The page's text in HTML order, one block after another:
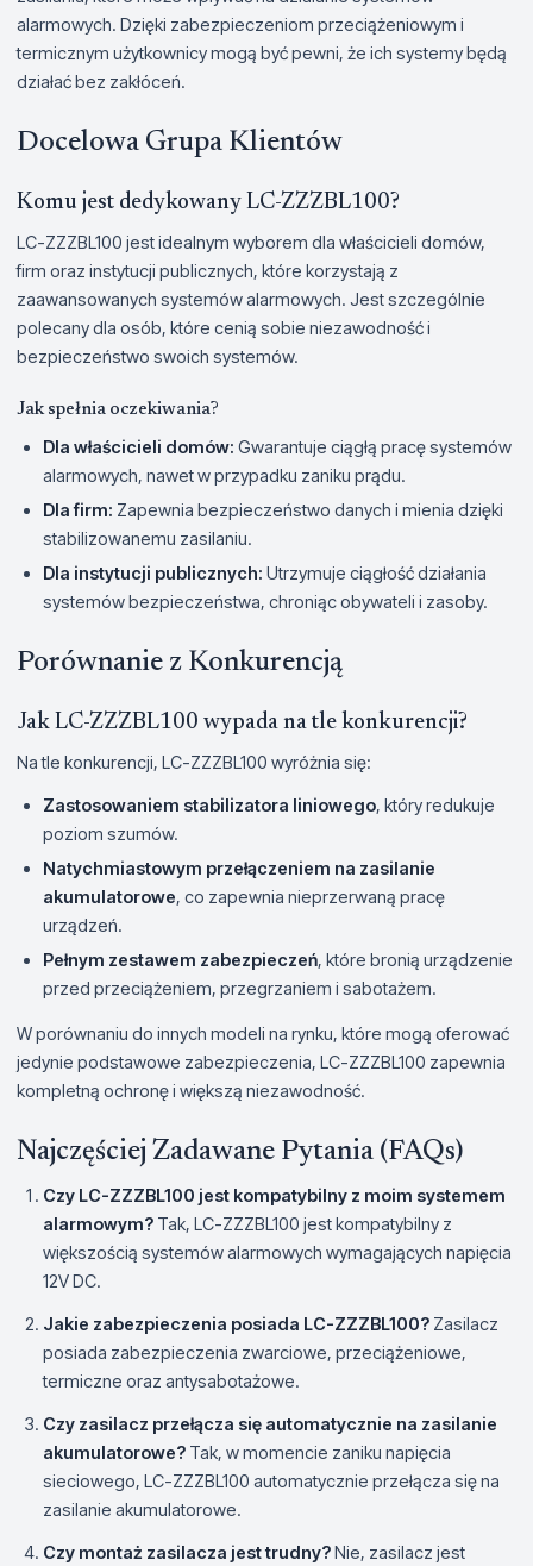
alarmowych. Dzięki zabezpieczeniom przeciążeniowym i
termicznym użytkownicy mogą być pewni, że ich systemy będą
działać bez zakłóceń.
Docelowa Grupa Klientów
Komu jest dedykowany LC-ZZZBL100?
LC-ZZZBL100 jest idealnym wyborem dla właścicieli domów,
firm oraz instytucji publicznych, które korzystają z
zaawansowanych systemów alarmowych. Jest szczególnie
polecany dla osób, które cenią sobie niezawodność i
bezpieczeństwo swoich systemów.
Jak spełnia oczekiwania?
Dla właścicieli domów: Gwarantuje ciągłą pracę systemów
alarmowych, nawet w przypadku zaniku prądu.
Dla firm: Zapewnia bezpieczeństwo danych i mienia dzięki
stabilizowanemu zasilaniu.
Dla instytucji publicznych: Utrzymuje ciągłość działania
systemów bezpieczeństwa, chroniąc obywateli i zasoby.
Porównanie z Konkurencją
Jak LC-ZZZBL100 wypada na tle konkurencji?
Na tle konkurencji, LC-ZZZBL100 wyróżnia się:
Zastosowaniem stabilizatora liniowego, który redukuje
poziom szumów.
Natychmiastowym przełączeniem na zasilanie
akumulatorowe, co zapewnia nieprzerwaną pracę
urządzeń.
Pełnym zestawem zabezpieczeń, które bronią urządzenie
przed przeciążeniem, przegrzaniem i sabotażem.
W porównaniu do innych modeli na rynku, które mogą oferować
jedynie podstawowe zabezpieczenia, LC-ZZZBL100 zapewnia
kompletną ochronę i większą niezawodność.
Najczęściej Zadawane Pytania (FAQs)
Czy LC-ZZZBL100 jest kompatybilny z moim systemem
alarmowym? Tak, LC-ZZZBL100 jest kompatybilny z
większością systemów alarmowych wymagających napięcia
12V DC.
Jakie zabezpieczenia posiada LC-ZZZBL100? Zasilacz
posiada zabezpieczenia zwarciowe, przeciążeniowe,
termiczne oraz antysabotażowe.
Czy zasilacz przełącza się automatycznie na zasilanie
akumulatorowe? Tak, w momencie zaniku napięcia
sieciowego, LC-ZZZBL100 automatycznie przełącza się na
zasilanie akumulatorowe.
Czy montaż zasilacza jest trudny?Nie, zasilacz jest